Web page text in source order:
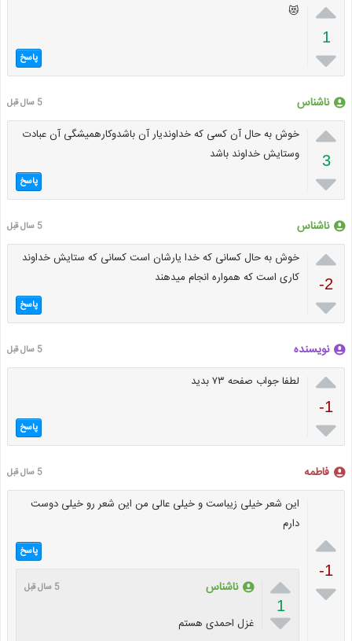

1

😻
پاسخ
ناشناس 5 سال قبل

3

خوش به حال آن کسی که خداوندیار آن باشدوکارهمیشگی آن عبادت
وستایش خداوند باشد
پاسخ
ناشناس 5 سال قبل

-2

خوش به حال کسانی که خدا یارشان است کسانی که ستایش خداوند
کاری است که همواره انجام میدهند
پاسخ
نویسنده 5 سال قبل

-1

لطفا جواب صفحه ۷۳ بدید
پاسخ
فاطمه 5 سال قبل

-1

این شعر خیلی زیباست و خیلی عالی من این شعر رو خیلی دوست
دارم
پاسخ

1

ناشناس 5 سال قبل
غزل احمدی هستم